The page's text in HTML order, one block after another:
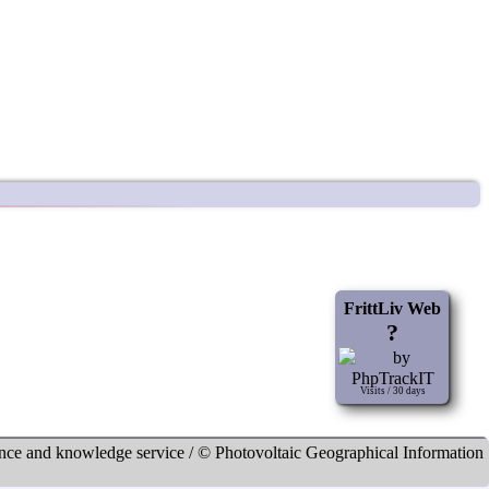
and know­ledge service / © Photo­voltaic Geo­graphi­cal Infor­mation
FrittLiv Web
?
Visits / 30 days